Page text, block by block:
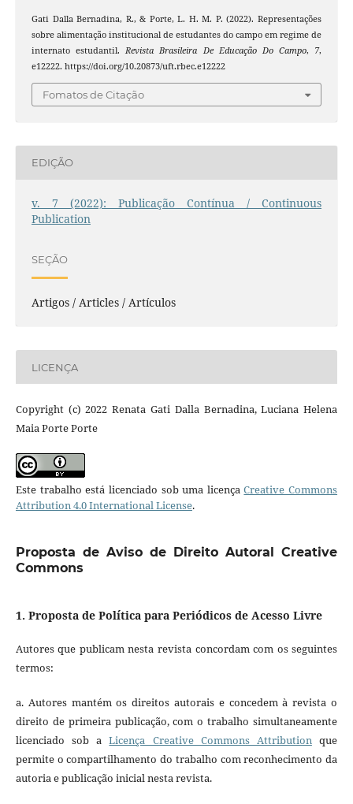
Gati Dalla Bernadina, R., & Porte, L. H. M. P. (2022). Representações
sobre alimentação institucional de estudantes do campo em regime de
internato estudantil.Revista Brasileira De Educação Do Campo, 7,
e12222. https://doi.org/10.20873/uft.rbec.e12222
Fomatos de Citação
EDIÇÃO
v. 7 (2022): Publicação Contínua / Continuous
Publication
SEÇÃO
Artigos / Articles / Artículos
LICENÇA
Copyright (c) 2022 Renata Gati Dalla Bernadina, Luciana Helena
Maia Porte Porte
Este trabalho está licenciado sob uma licençaCreative Commons
Attribution 4.0 International License.
Proposta de Aviso de Direito Autoral Creative
Commons
1. Proposta de Política para Periódicos de Acesso Livre
Autores que publicam nesta revista concordam com os seguintes
termos:
a. Autores mantém os direitos autorais e concedem à revista o
direito de primeira publicação, com o trabalho simultaneamente
licenciado sob aLicença Creative Commons Attributionque
permite o compartilhamento do trabalho com reconhecimento da
autoria e publicação inicial nesta revista.